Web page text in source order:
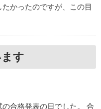
かったのですが、この目
す
合格発表の日でした。 合